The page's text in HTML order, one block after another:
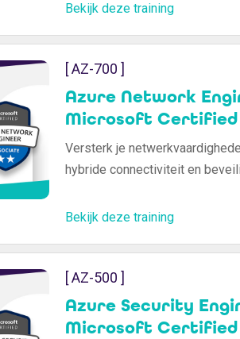
Bekijk deze training
[ AZ-700 ]
Azure Network
Microsoft Certified
Versterk je
hybride connectiviteit en
Bekijk deze training
[ AZ-500 ]
Azure Security
Microsoft Certified